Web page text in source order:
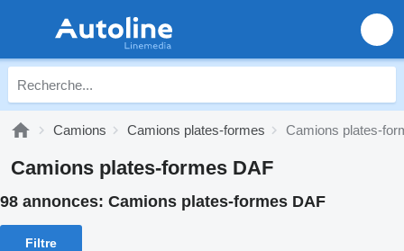
Camions Camions plates-formes Camions plates-
Camions plates-formes DAF
98 annonces: Camions plates-formes DAF
Filtre